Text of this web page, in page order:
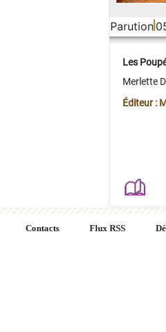
Parution
Les
Merlette
Éditeur :
Contacts Flux RSS